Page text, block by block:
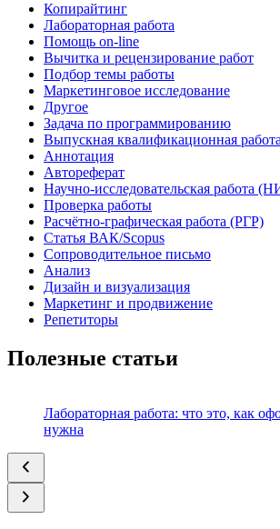
Копирайтинг
Лабораторная работа
Помощь on-line
Вычитка и рецензирование работ
Подбор темы работы
Маркетинговое исследование
Другое
Задача по программированию
Выпускная квалификационная
Аннотация
Автореферат
Научно-исследовательская работа
Проверка работы
Расчётно-графическая работа (РГР)
Статья ВАК/Scopus
Сопроводительное письмо
Анализ
Дизайн и визуализация
Маркетинг и продвижение
Репетиторы
Полезные статьи
Лабораторная работа: что это, как
нужна